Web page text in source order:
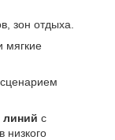
зон отдыха.
мягкие
линий с
низкого